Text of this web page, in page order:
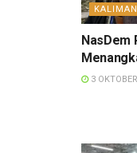
NasDem
3